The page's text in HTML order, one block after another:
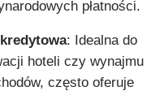
płatności.
: Idealna do
hoteli czy wynajmu
często oferuje